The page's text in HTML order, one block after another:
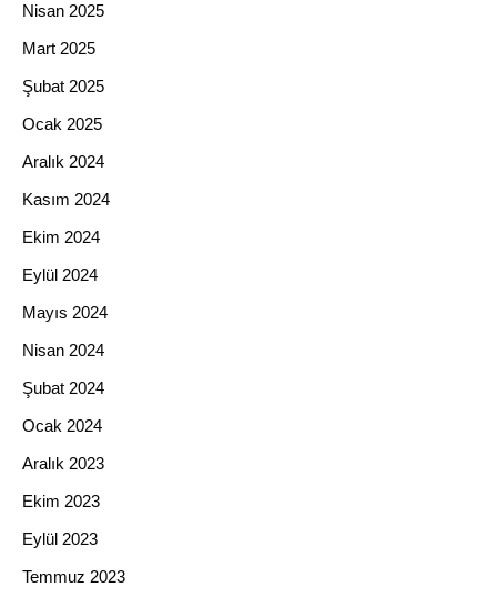
Nisan 2025
Mart 2025
Şubat 2025
Ocak 2025
Aralık 2024
Kasım 2024
Ekim 2024
Eylül 2024
Mayıs 2024
Nisan 2024
Şubat 2024
Ocak 2024
Aralık 2023
Ekim 2023
Eylül 2023
Temmuz 2023